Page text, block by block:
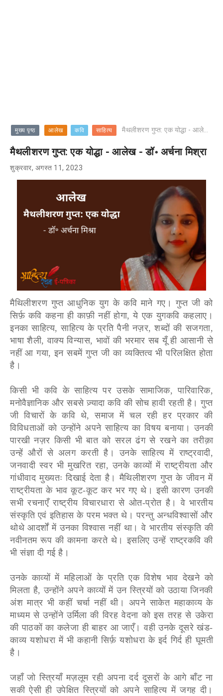
मुख्य पृष्ठ आलेख कवि साहित्य मैथलीशरण गुप्त: एक योद्धा - आलेख - डॉ॰ अर्चना मिश्रा
मैथलीशरण गुप्त: एक योद्धा - आलेख - डॉ॰ अर्चना मिश्रा
शुक्रवार, अगस्त 11, 2023
मैथिलीशरण गुप्त आधुनिक युग के कवि माने गए। गुप्त जी को
सिर्फ़ कवि कहना ही काफ़ी नहीं होगा, ये एक युगकवि कहलाए।
इनका साहित्य, साहित्य के प्रति पैनी नज़र, शब्दों की सजगता,
भाषा शैली, वाक्य विन्यास, भावों की भरमार सब यूँ ही आसानी से
नहीं आ गया, इन सबमें गुप्त जी का व्यक्तित्व भी परिलक्षित होता
है।
किसी भी कवि के साहित्य पर उसके सामाजिक, पारिवारिक,
मनोवैज्ञानिक और सबसे ज़्यादा कवि की सोच हावी रहती है। गुप्त
जी विचारों के कवि थे, समाज में चल रही हर प्रकार की
विविधताओं को उन्होंने अपने साहित्य का विषय बनाया। उनकी
पारखी नज़र किसी भी बात को सरल ढंग से रखने का तरीक़ा
उन्हें औरों से अलग करती है। उनके साहित्य में राष्ट्रवादी,
जनवादी स्वर भी मुखरित रहा, उनके काव्यों में राष्ट्रीयता और
गांधीवाद मुख्यतः दिखाई देता है। मैथिलीशरण गुप्त के जीवन में
राष्ट्रीयता के भाव कूट-कूट कर भर गए थे। इसी कारण उनकी
सभी रचनाएँ राष्ट्रीय विचारधारा से ओत-प्रोत है। वे भारतीय
संस्कृति एवं इतिहास के परम भक्त थे। परन्तु अन्धविश्वासों और
थोथे आदर्शों में उनका विश्वास नहीं था। वे भारतीय संस्कृति की
नवीनतम रूप की कामना करते थे। इसलिए उन्हें राष्ट्रकवि की
भी संज्ञा दी गई है।
उनके काव्यों में महिलाओं के प्रति एक विशेष भाव देखने को
मिलता है, उन्होंने अपने काव्यों में उन स्त्रियों को उठाया जिनकी
अंश मात्र भी कहीं चर्चा नहीं थी। अपने साकेत महाकाव्य के
माध्यम से उन्होंने उर्मिला की विरह वेदना को इस तरह से उकेरा
की पाठकों का कलेजा ही बाहर आ जाएँ। वही उनके दूसरे खंड-
काव्य यशोधरा में भी कहानी सिर्फ़ यशोधरा के इर्द गिर्द ही घूमती
है।
जहाँ जो स्त्रियाँ मज़लूम रही अपना दर्द दूसरों के आगे बाँट ना
सकी ऐसी ही उपेक्षित स्त्रियों को अपने साहित्य में जगह दी।